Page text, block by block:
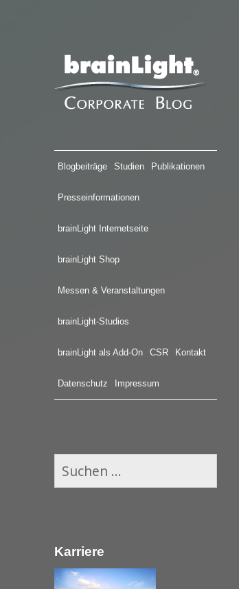
Blogbeiträge Studien Publikationen
Presseinformationen
brainLight Internetseite
brainLight Shop
Messen & Veranstaltungen
brainLight-Studios
brainLight als Add-On CSR Kontakt
Datenschutz Impressum
S
n
n
Karriere